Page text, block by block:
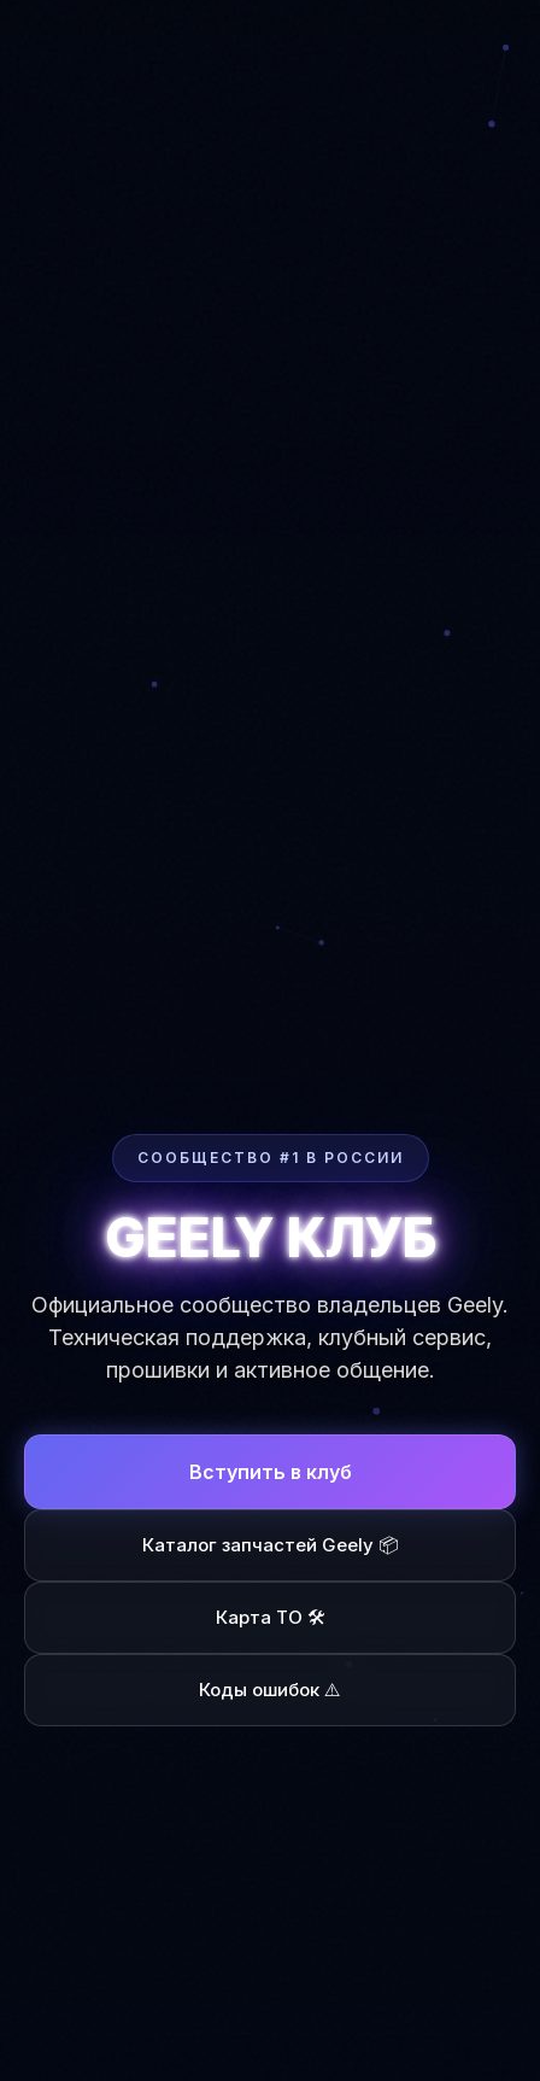
СООБЩЕСТВО #1 В РОССИИ
GEELY КЛУБ
Официальное сообщество владельцев Geely.
Техническая поддержка, клубный сервис,
прошивки и активное общение.
Вступить в клуб
Каталог запчастей Geely 📦
Карта ТО 🛠️
Коды ошибок ⚠️